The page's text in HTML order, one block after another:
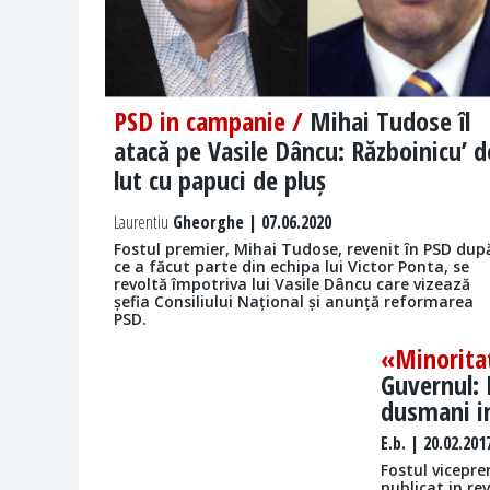
PSD in campanie / Mihai Tudose îl
atacă pe Vasile Dâncu: Războinicu’
lut cu papuci de pluș
Laurentiu Gheorghe | 07.06.2020
Fostul premier, Mihai Tudose, revenit în PSD
ce a făcut parte din echipa lui Victor Ponta, se
revoltă împotriva lui Vasile Dâncu care vizează
șefia Consiliului Național și anunță reformarea
PSD.
dusmani
E.b. |
Fostul